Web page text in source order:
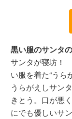
黒い服のサンタ
サンタが寝坊！
い服を着た“うら
うらがえしサン
きとう。口が悪
にでも優しいサ